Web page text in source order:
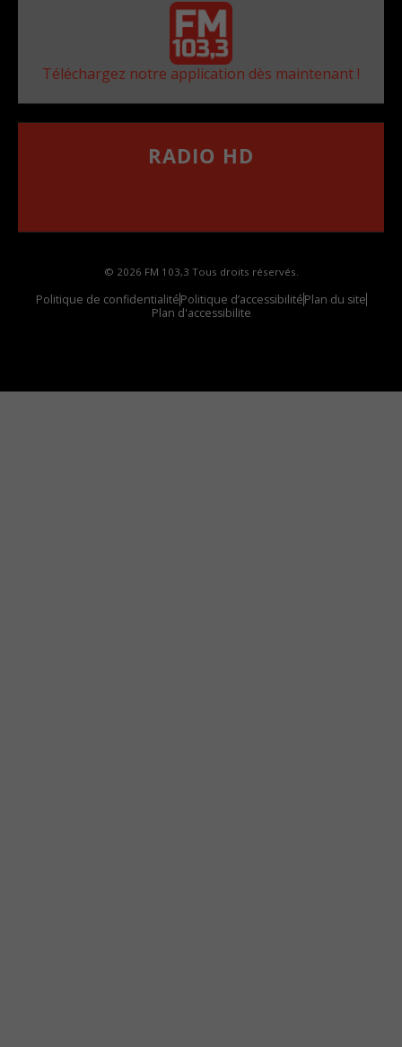
Téléchargez notre application dès maintenant !
RADIO HD
© 2026 FM 103,3 Tous droits réservés.
Politique de confidentialitéPolitique d’accessibilitéPlan du site
Plan d'accessibilite